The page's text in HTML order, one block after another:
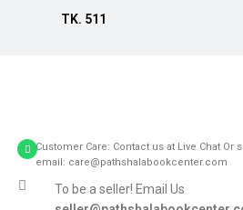
TK. 511
Customer Care: Contact us at Live Chat Or
email: care@pathshalabookcenter.com
To be a seller! Email Us